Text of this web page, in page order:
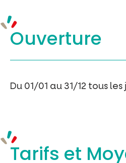
Ouverture
Du 01/01 au 31/12 tous
Tarifs et